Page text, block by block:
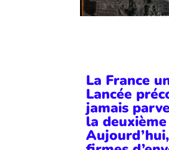
La France
Lancée
jamais
la